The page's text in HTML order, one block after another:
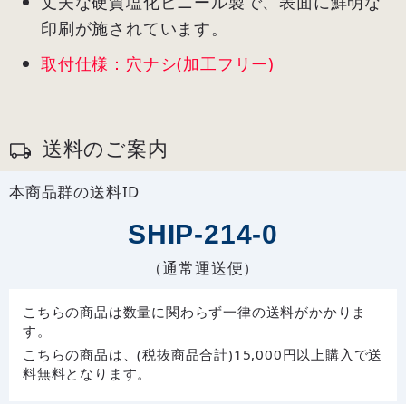
印刷が施されています。
取付仕様：穴ナシ(加工フリー)
送料のご案内
本商品群の送料ID
SHIP-214-0
（通常運送便）
こちらの商品は数量に関わらず一律の送料がかかりま
す。
こちらの商品は、(税抜商品合計)15,000円以上購入で送
料無料となります。